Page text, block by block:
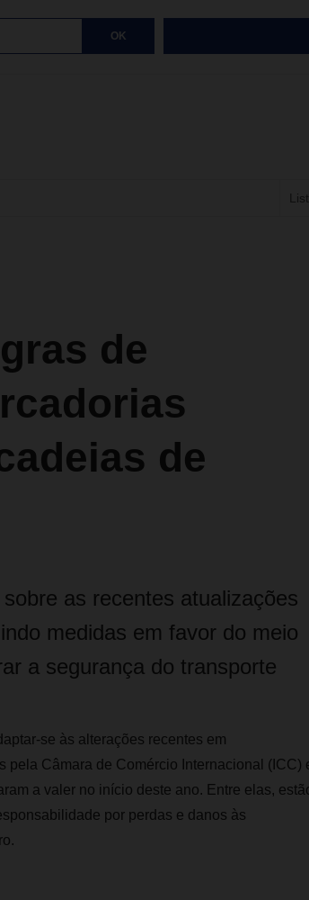
OK
de
de
as recentes atualizações
medidas em favor do meio
a segurança do transporte
se às alterações recentes em
pela Câmara de Comércio Internacional (ICC)
a valer no início deste ano. Entre elas,
por perdas e danos às